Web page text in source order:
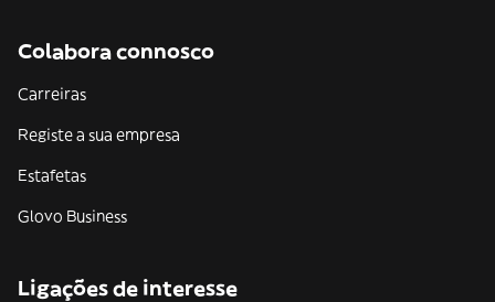
Colabora connosco
Carreiras
Registe a sua empresa
Estafetas
Glovo Business
Ligações de interesse